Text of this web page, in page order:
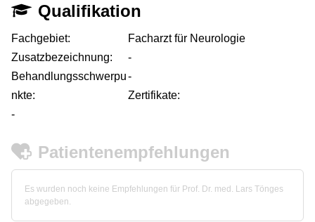
Qualifikation
Fachgebiet:
Facharzt für Neurologie
Zusatzbezeichnung:
-
Behandlungsschwerpu
nkte:
-
Zertifikate:
-
Patientenempfehlungen
Es wurden noch keine Empfehlungen für Prof. Dr. med. Lars Tönges
abgegeben.